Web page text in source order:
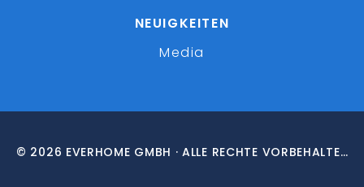
NEUIGKEITEN
Media
© 2026 EVERHOME GMBH · ALLE RECHTE VORBEHALTEN